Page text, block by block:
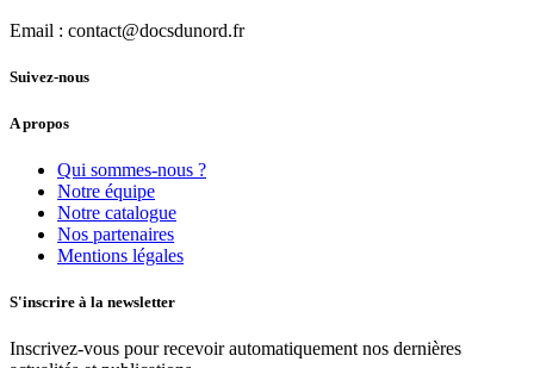
Email : contact@docsdunord.fr
Suivez-nous
A propos
Qui sommes-nous ?
Notre équipe
Notre catalogue
Nos partenaires
Mentions légales
S'inscrire à la newsletter
Inscrivez-vous pour recevoir automatiquement nos dernières